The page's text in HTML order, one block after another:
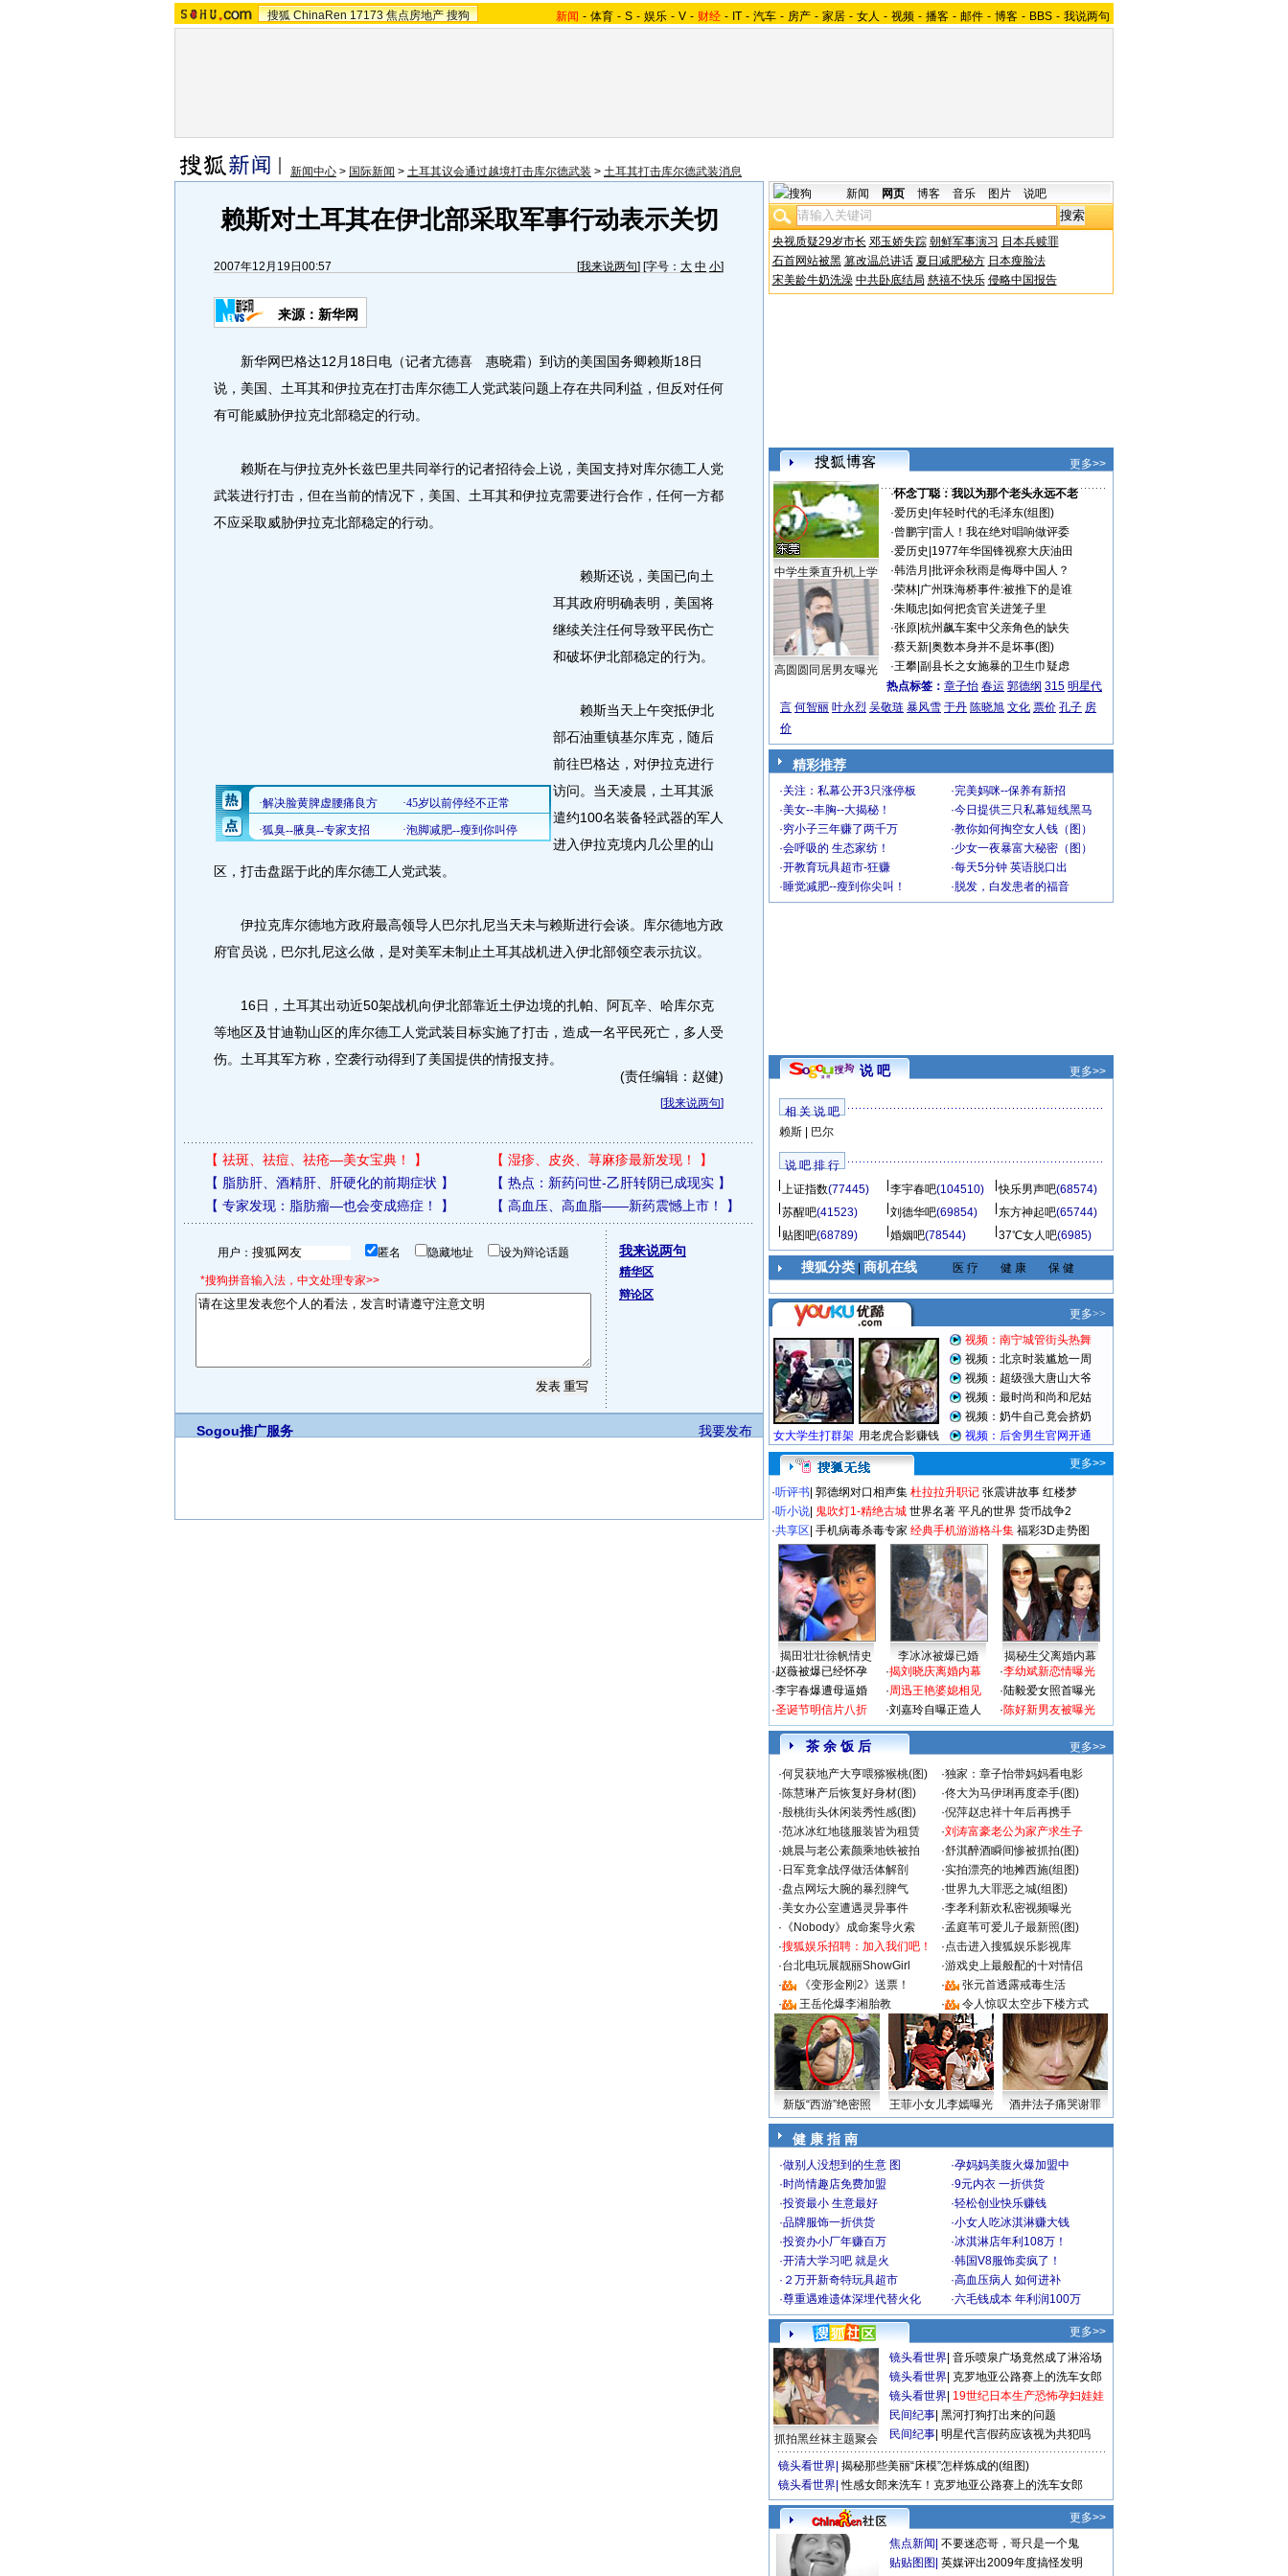
搜狐 ChinaRen 17173 焦点房地产 搜狗 新闻 - 体育 - S - 娱乐 - V - 财经 - IT - 汽车 - 房产 - 家居 - 女人 - 视频 - 播客 - 邮件 - 博客 - BBS - 我说两句
新闻中心 > 国际新闻 > 土耳其议会通过越境打击库尔德武装 > 土耳其打击库尔德武装消息
赖斯对土耳其在伊北部采取军事行动表示关切
2007年12月19日00:57 [我来说两句] [字号： 大 中 小]
来源：新华网
新华网巴格达12月18日电（记者亢德喜 惠晓霜）到访的美国国务卿赖斯18日
说，美国、土耳其和伊拉克在打击库尔德工人党武装问题上存在共同利益，但反对任何
有可能威胁伊拉克北部稳定的行动。
赖斯在与伊拉克外长兹巴里共同举行的记者招待会上说，美国支持对库尔德工人党
武装进行打击，但在当前的情况下，美国、土耳其和伊拉克需要进行合作，任何一方都
不应采取威胁伊拉克北部稳定的行动。
赖斯还说，美国已向土
耳其政府明确表明，美国将
继续关注任何导致平民伤亡
和破坏伊北部稳定的行为。
赖斯当天上午突抵伊北
部石油重镇基尔库克，随后
前往巴格达，对伊拉克进行
访问。当天凌晨，土耳其派
遣约100名装备轻武器的军人
进入伊拉克境内几公里的山
区，打击盘踞于此的库尔德工人党武装。
伊拉克库尔德地方政府最高领导人巴尔扎尼当天未与赖斯进行会谈。库尔德地方政
府官员说，巴尔扎尼这么做，是对美军未制止土耳其战机进入伊北部领空表示抗议。
16日，土耳其出动近50架战机向伊北部靠近土伊边境的扎帕、阿瓦辛、哈库尔克
等地区及甘迪勒山区的库尔德工人党武装目标实施了打击，造成一名平民死亡，多人受
伤。土耳其军方称，空袭行动得到了美国提供的情报支持。
(责任编辑：赵健)
[我来说两句]
【 祛斑、祛痘、祛疮—美女宝典！ 】 【 湿疹、皮炎、荨麻疹最新发现！
】
【 脂肪肝、酒精肝、肝硬化的前期症状 】 【 热点：新药问世-乙肝转阴已成现实】
【 专家发现：脂肪瘤—也会变成癌症！ 】 【 高血压、高血脂——新药震憾上市！ 】
用户： 匿名 隐藏地址 设为辩论话题
*搜狗拼音输入法，中文处理专家>>
我来说两句
精华区
辩论区
我要发布
Sogou推广服务
新闻 网页 博客 音乐 图片 说吧
央视质疑29岁市长 邓玉娇失踪 朝鲜军事演习 日本兵赎罪
石首网站被黑 篡改温总讲话 夏日减肥秘方 日本瘦脸法
宋美龄牛奶洗澡 中共卧底结局 慈禧不快乐 侵略中国报告
更多>>
中学生乘直升机上学
高圆圆同居男友曝光
·怀念丁聪：我以为那个老头永远不老
·爱历史 年轻时代的毛泽东(组图)
·曾鹏宇| 雷人！我在绝对唱响做评委
·爱历史 1977年华国锋视察大庆油田
·韩浩月 批评余秋雨是侮辱中国人？
·荣林| 广州珠海桥事件:被推下的是谁
·朱顺忠 如何把贪官关进笼子里
·张原| 杭州飙车案中父亲角色的缺失
·蔡天新| 奥数本身并不是坏事(图)
·王攀| 副县长之女施暴的卫生巾疑虑
热点标签： 章子怡 春运 郭德纲 315 明星代
言 何智丽 叶永烈 吴敬琏 暴风雪 于丹 陈晓旭 文化 票价 孔子 房
价
精彩推荐
·关注：私幕公开3只涨停板 ·完美妈咪--保养有新招
·美女--丰胸--大揭秘！ ·今日提供三只私幕短线黑马
·穷小子三年赚了两千万 ·教你如何掏空女人钱（图）
·会呼吸的 生态家纺！ ·少女一夜暴富大秘密（图）
·开教育玩具超市-狂赚 ·每天5分钟 英语脱口出
·睡觉减肥--瘦到你尖叫！ · 脱发，白发患者的福音
说 吧 更多>>
相 关 说 吧
赖斯| 巴尔
说 吧 排 行
上证指数(77445) 李宇春吧(104510) 快乐男声吧(68574)
苏醒吧(41523) 刘德华吧(69854) 东方神起吧(65744)
贴图吧(68789) 婚姻吧(78544) 37℃女人吧(6985)
搜狐分类| 商机在线 医 疗 健 康 保 健
更多>>
·听评书 郭德纲对口相声集 杜拉拉升职记 张震讲故事 红楼梦
·听小说 鬼吹灯1-精绝古城 世界名著 平凡的世界 货币战争2
·共享区 手机病毒杀毒专家 经典手机游游格斗集 福彩3D走势图
揭田壮壮徐帆情史 李冰冰被爆已婚
揭秘生父离婚内幕
·赵薇被爆已经怀孕
·李宇春爆遭母逼婚
·圣诞节明信片八折
·揭刘晓庆离婚内幕
·周迅王艳婆媳相见
·刘嘉玲自曝正造人
·李幼斌新恋情曝光
·陆毅爱女照首曝光
·陈好新男友被曝光
茶 余 饭 后
更多>>
·何炅获地产大亨喂猕猴桃(图) ·独家：章子怡带妈妈看电影
·陈慧琳产后恢复好身材(图) ·佟大为马伊琍再度牵手(图)
·殷桃街头休闲装秀性感(图) ·倪萍赵忠祥十年后再携手
·范冰冰红地毯服装皆为租赁 ·刘涛富豪老公为家产求生子
·姚晨与老公素颜乘地铁被拍 ·舒淇醉酒瞬间惨被抓拍(图)
· 日军竟拿战俘做活体解剖 ·实拍漂亮的地摊西施(组图)
·盘点网坛大腕的暴烈脾气 ·世界九大罪恶之城(组图)
·美女办公室遭遇灵异事件 ·李孝利新欢私密视频曝光
· 《Nobody》成命案导火索 ·孟庭苇可爱儿子最新照(图)
·搜狐娱乐招聘：加入我们吧！ ·点击进入搜狐娱乐影视库
·台北电玩展靓丽ShowGirl ·游戏史上最般配的十对情侣
·
《变形金刚2》送票！ ·
张元首透露戒毒生活
·
王岳伦爆李湘胎教 · 令人惊叹太空步下楼方式
新版“西游”绝密照 王菲小女儿李嫣曝光 酒井法子痛哭谢罪
健 康 指 南
·做别人没想到的生意 图 ·孕妈妈美腹火爆加盟中
·时尚情趣店免费加盟 ·9元内衣 一折供货
·投资最小 生意最好 ·轻松创业快乐赚钱
·品牌服饰一折供货 ·小女人吃冰淇淋赚大钱
·投资办小厂年赚百万 ·冰淇淋店年利108万！
·开清大学习吧 就是火 ·韩国V8服饰卖疯了！
· ２万开新奇特玩具超市 ·高血压病人 如何进补
·尊重遇难遗体深埋代替火化 ·六毛钱成本 年利润100万
更多>>
抓拍黑丝袜主题聚会
镜头看世界 音乐喷泉广场竟然成了淋浴场
镜头看世界 克罗地亚公路赛上的洗车女郎
镜头看世界 19世纪日本生产恐怖孕妇娃娃
民间纪事 黑河打狗打出来的问题
民间纪事 明星代言假药应该视为共犯吗
镜头看世界 揭秘那些美丽“床模”怎样炼成的(组图)
镜头看世界 性感女郎来洗车！克罗地亚公路赛上的洗车女郎
更多>>
焦点新闻 不要迷恋哥，哥只是一个鬼
贴贴图图 英媒评出2009年度搞怪发明